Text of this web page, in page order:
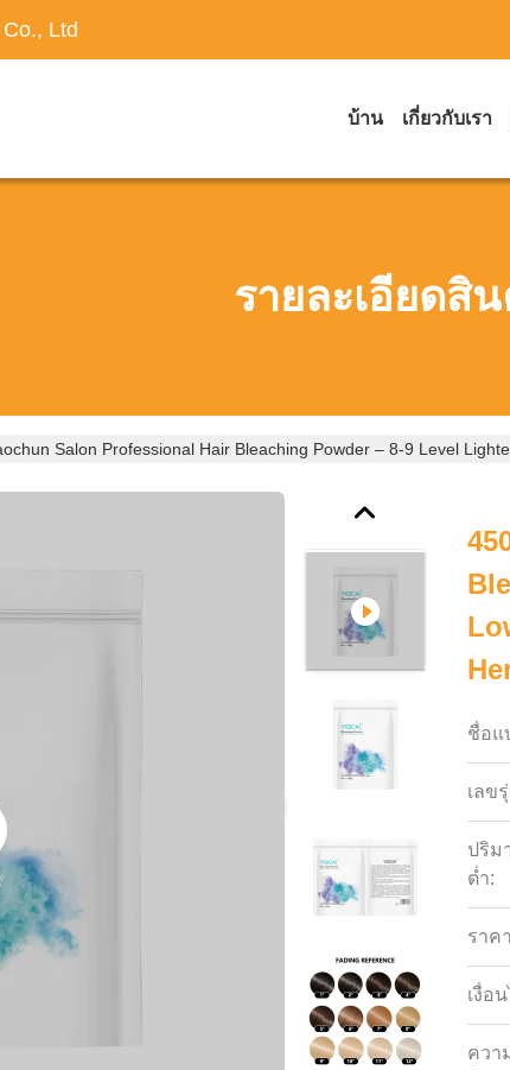
Ltd
บ้าน เกี่ยวกับเรา
รายละเอียดสิ
Salon Professional Hair Bleaching Powder – 8-9 Level
ชื่อแ
เลข
ปริม
ต่ำ:
ราค
เงื่อ
ควา